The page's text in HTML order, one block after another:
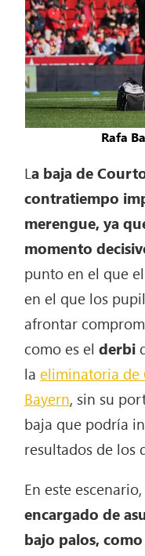
Rafa
La baja de
contratiempo
merengue, ya
momento
punto en el que
en el que los
afrontar
como es elderbi
la eliminatoria de
Bayern, sin su
baja que podría
resultados de los
En este
encargado de
bajo palos,